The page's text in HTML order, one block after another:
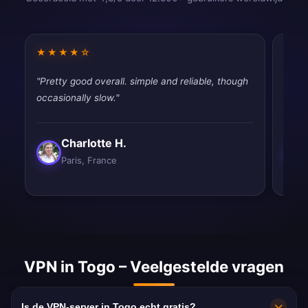
★★★★☆
"Pretty good overall. simple and reliable, though
occasionally slow."
Charlotte H.
Paris, France
VPN in Togo – Veelgestelde vragen